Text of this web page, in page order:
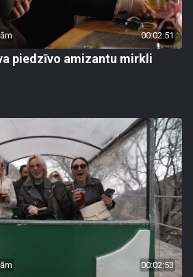
00:02:51
piedzīvo amizantu mirkli
00:02:53